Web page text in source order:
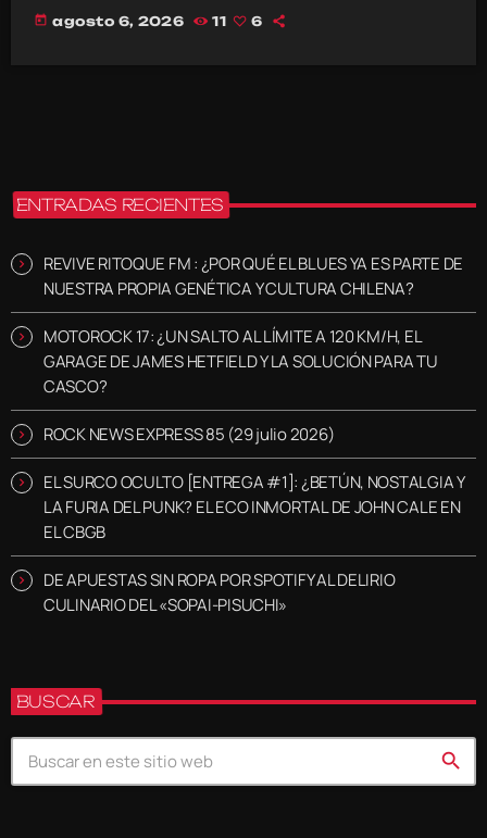
today agosto 6, 2026 11 6
ENTRADAS RECIENTES
REVIVE RITOQUE FM : ¿POR QUÉ EL BLUES YA ES PARTE DE
NUESTRA PROPIA GENÉTICA Y CULTURA CHILENA?
MOTOROCK 17: ¿UN SALTO AL LÍMITE A 120 KM/H, EL
GARAGE DE JAMES HETFIELD Y LA SOLUCIÓN PARA TU
CASCO?
ROCK NEWS EXPRESS 85 (29 julio 2026)
EL SURCO OCULTO [ENTREGA #1]: ¿BETÚN, NOSTALGIA Y
LA FURIA DEL PUNK? EL ECO INMORTAL DE JOHN CALE EN
EL CBGB
DE APUESTAS SIN ROPA POR SPOTIFY AL DELIRIO
CULINARIO DEL «SOPAI-PISUCHI»
BUSCAR
search